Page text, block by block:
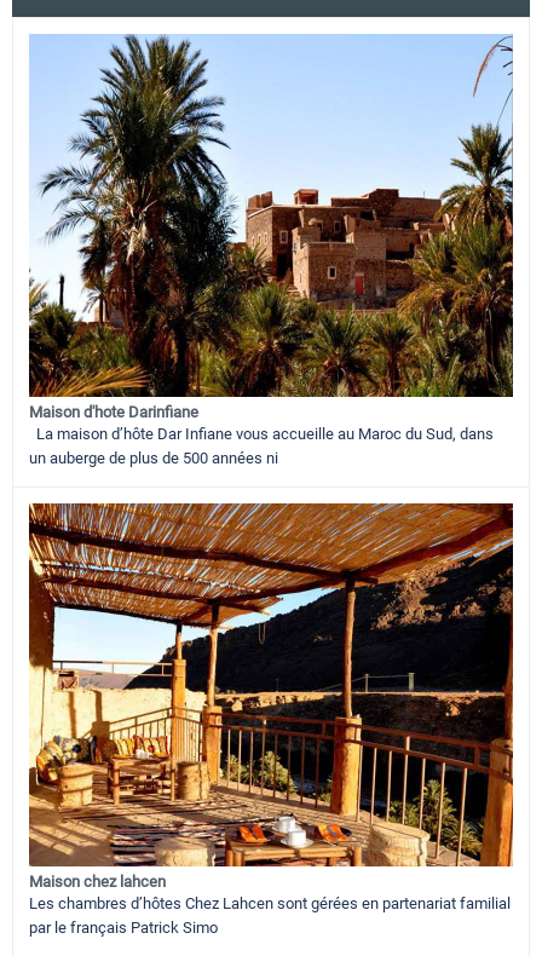
Maison d'hote Darinfiane
La maison d’hôte Dar Infiane vous accueille au Maroc du Sud, dans
un auberge de plus de 500 années ni
Maison chez lahcen
Les chambres d’hôtes Chez Lahcen sont gérées en partenariat familial
par le français Patrick Simo